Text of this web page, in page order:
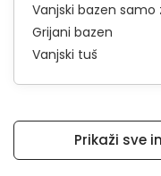
Vanjski bazen
Grijani bazen
Vanjski tuš
Prikaži sve